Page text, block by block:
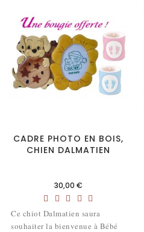
CADRE PHOTO EN BOIS,
CHIEN DALMATIEN
Prix
30,00 €
Ce chiot Dalmatien saura
souhaiter la bienvenue à Bébé